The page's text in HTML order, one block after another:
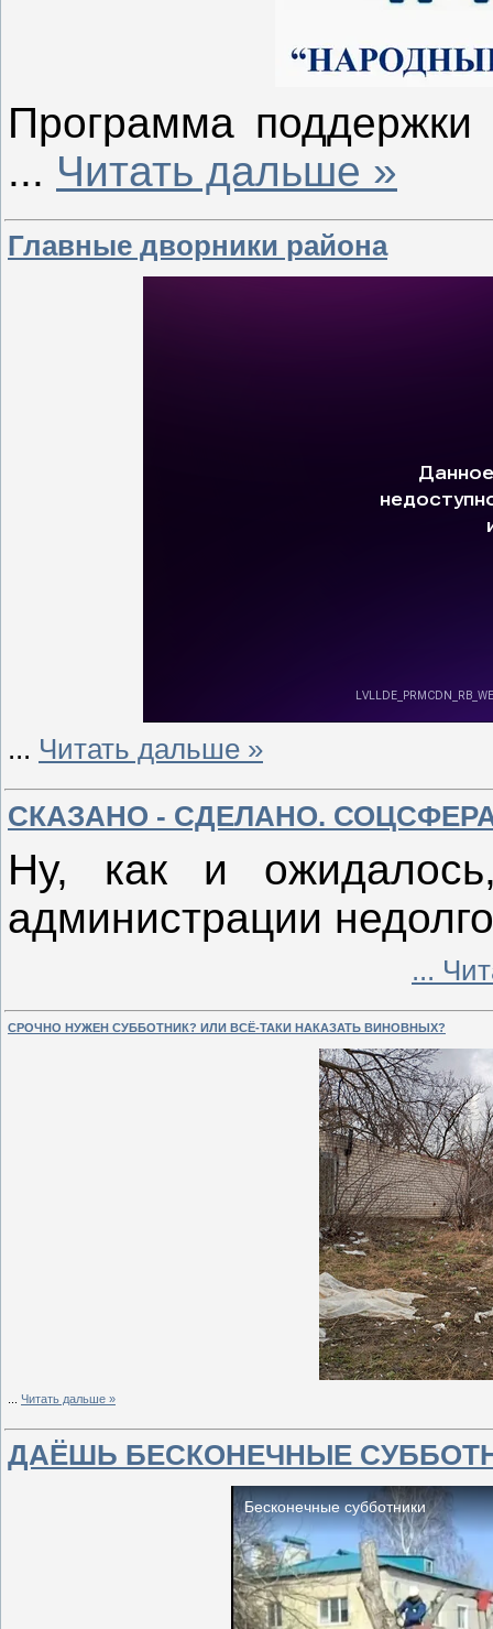
Программа
... Читать дальше »
Главные дворники района
... Читать дальше »
СКАЗАНО - СДЕЛАНО.
Ну, как и
администрации
...
СРОЧНО НУЖЕН СУББОТНИК? ИЛИ ВСЁ-ТАКИ НАКАЗАТЬ ВИНОВНЫХ?
Читать дальше »
ДАЁШЬ БЕСКОНЕЧНЫЕ